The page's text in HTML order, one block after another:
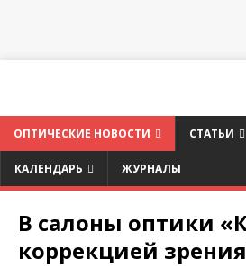
ОПТИЧЕСКИЕ НОВОСТИ СТАТЬИ
КАЛЕНДАРЬ ЖУРНАЛЫ
В салоны оптики
коррекцией